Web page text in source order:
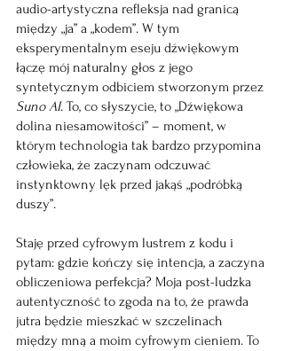
audio-artystyczna refleksja nad granicą
między „ja” a „kodem”. W tym
eksperymentalnym eseju dźwiękowym
łączę mój naturalny głos z jego
syntetycznym odbiciem stworzonym przez
Suno AI. To, co słyszycie, to „Dźwiękowa
dolina niesamowitości” – moment, w
którym technologia tak bardzo przypomina
człowieka, że zaczynam odczuwać
instynktowny lęk przed jakąś „podróbką
duszy”.
Staję przed cyfrowym lustrem z kodu i
pytam: gdzie kończy się intencja, a zaczyna
obliczeniowa perfekcja? Moja post-ludzka
autentyczność to zgoda na to, że prawda
jutra będzie mieszkać w szczelinach
między mną a moim cyfrowym cieniem. To